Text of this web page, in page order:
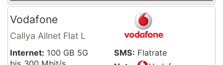
Vodafone
Callya Allnet Flat L
Internet: 100 GB 5G
SMS: Flatrate